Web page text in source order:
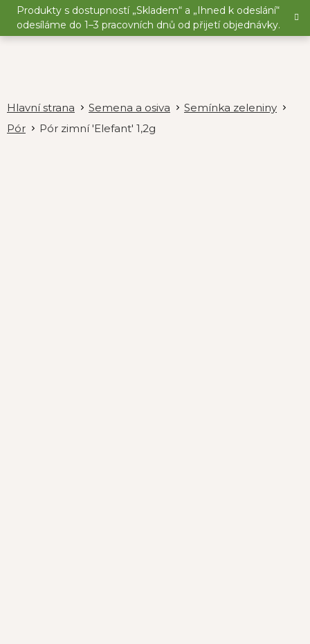
Přejít
obsah
Produkty s dostupností „Skladem“ a „Ihned k odeslání“
odesíláme do 1–3 pracovních dnů od přijetí objednávky.
Semena a osiva
Semínka zeleniny
Pór
Pór zimní 'Elefant' 1,2g